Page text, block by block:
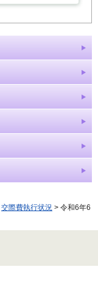
交際費執行状況 > 令和6年6